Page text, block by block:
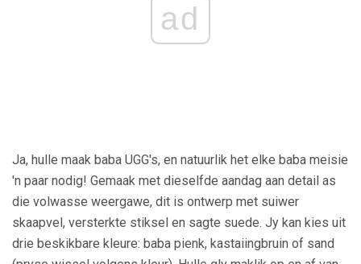
ad
Ja, hulle maak baba UGG's, en natuurlik het elke baba meisie
'n paar nodig! Gemaak met dieselfde aandag aan detail as
die volwasse weergawe, dit is ontwerp met suiwer
skaapvel, versterkte stiksel en sagte suede. Jy kan kies uit
drie beskikbare kleure: baba pienk, kastaiingbruin of sand